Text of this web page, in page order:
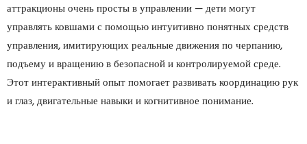
аттракционы очень просты в управлении — дети могут
управлять ковшами с помощью интуитивно понятных средств
управления, имитирующих реальные движения по черпанию,
подъему и вращению в безопасной и контролируемой среде.
Этот интерактивный опыт помогает развивать координацию рук
и глаз, двигательные навыки и когнитивное понимание.